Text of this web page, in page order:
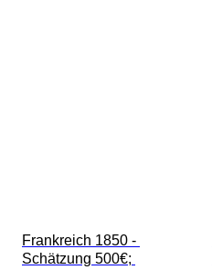
Frankreich 1850 -
Schätzung 500€;